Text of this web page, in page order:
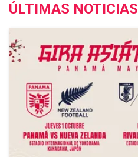
ÚLTIMAS NOTICIAS